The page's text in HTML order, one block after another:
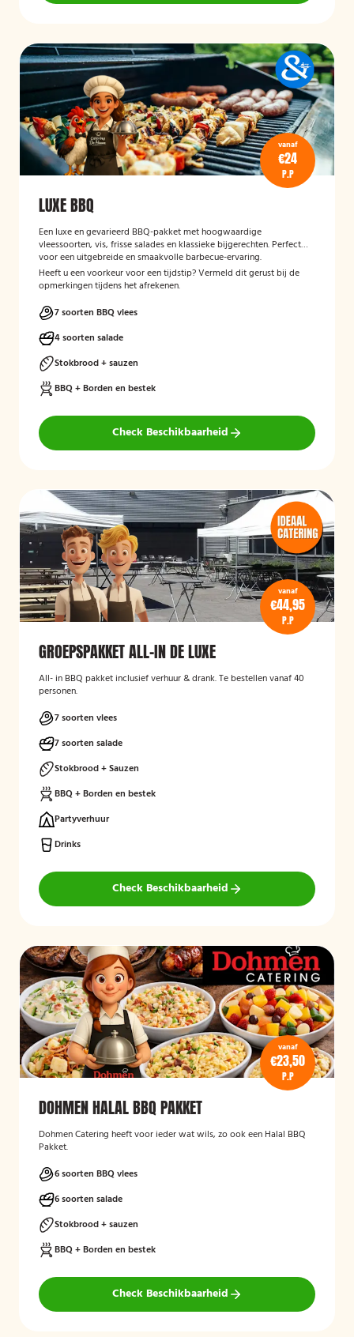
vanaf
€24
P.P
LUXE BBQ
Een luxe en gevarieerd BBQ-pakket met hoogwaardige
vleessoorten, vis, frisse salades en klassieke bijgerechten. Perfect
voor een uitgebreide en smaakvolle barbecue-ervaring.
Heeft u een voorkeur voor een tijdstip? Vermeld dit gerust bij de
opmerkingen tijdens het afrekenen.
7 soorten BBQ vlees
4 soorten salade
Stokbrood + sauzen
BBQ + Borden en bestek
Check Beschikbaarheid
vanaf
€44,95
P.P
GROEPSPAKKET ALL-IN DE LUXE
All- in BBQ pakket inclusief verhuur & drank. Te bestellen vanaf 40
personen.
7 soorten vlees
7 soorten salade
Stokbrood + Sauzen
BBQ + Borden en bestek
Partyverhuur
Drinks
Check Beschikbaarheid
vanaf
€23,50
P.P
DOHMEN HALAL BBQ PAKKET
Dohmen Catering heeft voor ieder wat wils, zo ook een Halal BBQ
Pakket.
6 soorten BBQ vlees
6 soorten salade
Stokbrood + sauzen
BBQ + Borden en bestek
Check Beschikbaarheid